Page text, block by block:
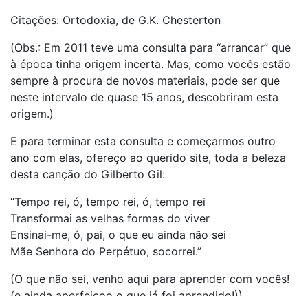
Citações: Ortodoxia, de G.K. Chesterton
(Obs.: Em 2011 teve uma consulta para “arrancar” que
à época tinha origem incerta. Mas, como vocês estão
sempre à procura de novos materiais, pode ser que
neste intervalo de quase 15 anos, descobriram esta
origem.)
E para terminar esta consulta e começarmos outro
ano com elas, ofereço ao querido site, toda a beleza
desta canção do Gilberto Gil:
“Tempo rei, ó, tempo rei, ó, tempo rei
Transformai as velhas formas do viver
Ensinai-me, ó, pai, o que eu ainda não sei
Mãe Senhora do Perpétuo, socorrei.”
(O que não sei, venho aqui para aprender com vocês!